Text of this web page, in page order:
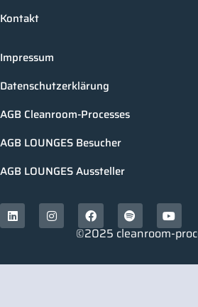
Kontakt
Impressum
Datenschutzerklärung
AGB Cleanroom-Processes
AGB LOUNGES Besucher
AGB LOUNGES Aussteller
©2025 cleanroom-